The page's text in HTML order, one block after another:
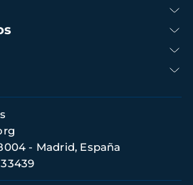
- Madrid, España